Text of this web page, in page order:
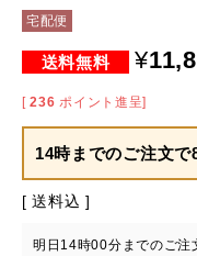
宅配便
¥
[ 236 ポイント進呈]
14時までのご注文で
送料込
明日 14時00分 までのご注